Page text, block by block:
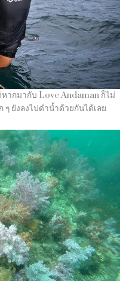
ากมากับ Love Andaman ก็ไม่
ๆ ยังลงไปดำน้ำด้วยกันได้เลย